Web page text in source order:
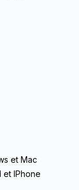
et Mac
IPhone